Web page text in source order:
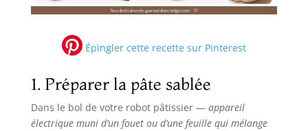
Épingler cette recette sur Pinterest
1. Préparer la pâte sablée
Dans le bol de votre robot pâtissier — appareil
électrique muni d’un fouet ou d’une feuille qui mélange